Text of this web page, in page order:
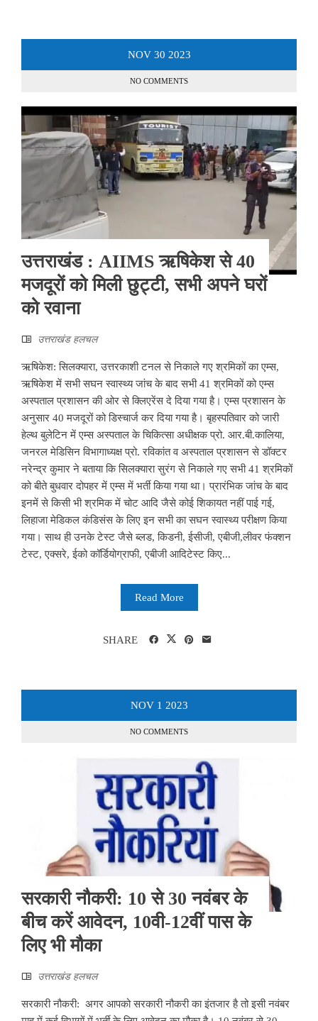
NOV 30 2023
NO COMMENTS
उत्तराखंड : AIIMS ऋषिकेश से 40
मजदूरों को मिली छुट्टी, सभी अपने घरों
को रवाना
उत्तराखंड हलचल
ऋषिकेश: सिलक्यारा, उत्तरकाशी टनल से निकाले गए श्रमिकों का एम्स,
ऋषिकेश में सभी सघन स्वास्थ्य जांच के बाद सभी 41 श्रमिकों को एम्स
अस्पताल प्रशासन की ओर से क्लिएरेंस दे दिया गया है। एम्स प्रशासन के
अनुसार 40 मजदूरों को डिस्चार्ज कर दिया गया है। बृहस्पतिवार को जारी
हेल्थ बुलेटिन में एम्स अस्पताल के चिकित्सा अधीक्षक प्रो. आर.बी.कालिया,
जनरल मेडिसिन विभागाध्यक्ष प्रो. रविकांत व अस्पताल प्रशासन से डॉक्टर
नरेन्द्र कुमार ने बताया कि सिलक्यारा सुरंग से निकाले गए सभी 41 श्रमिकों
को बीते बुधवार दोपहर में एम्स में भर्ती किया गया था। प्रारंभिक जांच के बाद
इनमें से किसी भी श्रमिक में चोट आदि जैसे कोई शिकायत नहीं पाई गई,
लिहाजा मेडिकल कंडिसंस के लिए इन सभी का सघन स्वास्थ्य परीक्षण किया
गया। साथ ही उनके टेस्ट जैसे ब्लड, किडनी, ईसीजी, एबीजी,लीवर फंक्शन
टेस्ट, एक्सरे, ईको कॉर्डियोग्राफी, एबीजी आदिटेस्ट किए...
Read More
SHARE
NOV 1 2023
NO COMMENTS
सरकारी नौकरी: 10 से 30 नवंबर के
बीच करें आवेदन, 10वी-12वीं पास के
लिए भी मौका
उत्तराखंड हलचल
सरकारी नौकरी: अगर आपको सरकारी नौकरी का इंतजार है तो इसी नवंबर